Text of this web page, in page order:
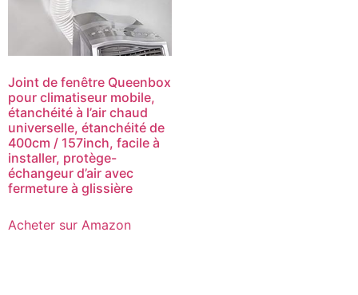
Joint de fenêtre Queenbox
pour climatiseur mobile,
étanchéité à l’air chaud
universelle, étanchéité de
400cm / 157inch, facile à
installer, protège-
échangeur d’air avec
fermeture à glissière
Acheter sur Amazon